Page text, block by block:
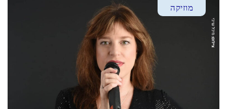
מוזיקה